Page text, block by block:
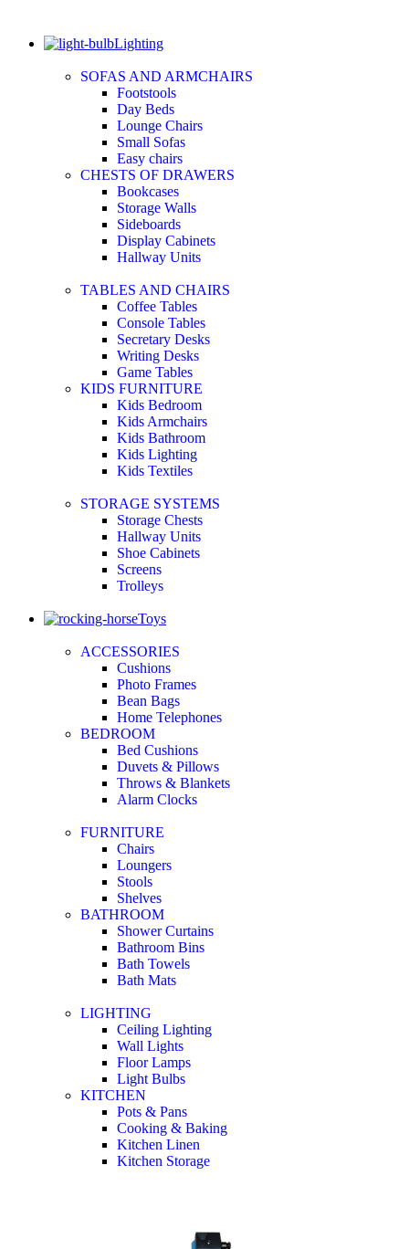
Lighting
SOFAS AND ARMCHAIRS
Footstools
Day Beds
Lounge Chairs
Small Sofas
Easy chairs
CHESTS OF DRAWERS
Bookcases
Storage Walls
Sideboards
Display Cabinets
Hallway Units
TABLES AND CHAIRS
Coffee Tables
Console Tables
Secretary Desks
Writing Desks
Game Tables
KIDS FURNITURE
Kids Bedroom
Kids Armchairs
Kids Bathroom
Kids Lighting
Kids Textiles
STORAGE SYSTEMS
Storage Chests
Hallway Units
Shoe Cabinets
Screens
Trolleys
Toys
ACCESSORIES
Cushions
Photo Frames
Bean Bags
Home Telephones
BEDROOM
Bed Cushions
Duvets & Pillows
Throws & Blankets
Alarm Clocks
FURNITURE
Chairs
Loungers
Stools
Shelves
BATHROOM
Shower Curtains
Bathroom Bins
Bath Towels
Bath Mats
LIGHTING
Ceiling Lighting
Wall Lights
Floor Lamps
Light Bulbs
KITCHEN
Pots & Pans
Cooking & Baking
Kitchen Linen
Kitchen Storage